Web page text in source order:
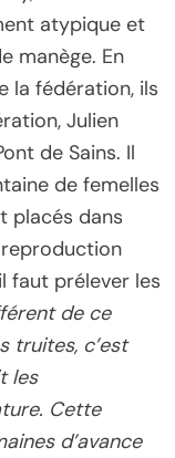
atypique et
manège. En
la fédération, ils
Julien
de Sains. Il
de femelles
placés dans
reproduction
faut prélever les
de ce
truites, c’est
les
Cette
d’avance